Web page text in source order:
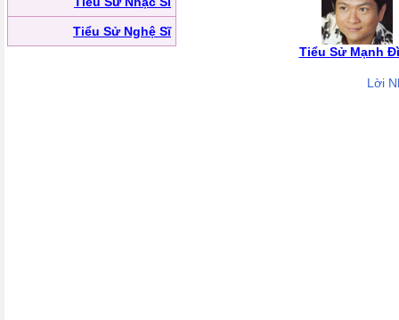
Tiểu Sử Nghệ Sĩ
Tiểu Sử Mạnh
Lời